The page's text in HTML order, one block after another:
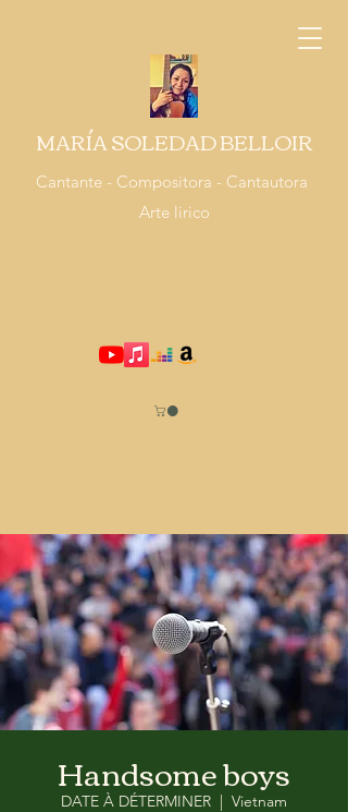
MARÍA SOLEDAD BELLOIR
Cantante - Compositora - Cantautora
Arte lirico
Handsome boys
DATE À DÉTERMINER
  |
Vietnam